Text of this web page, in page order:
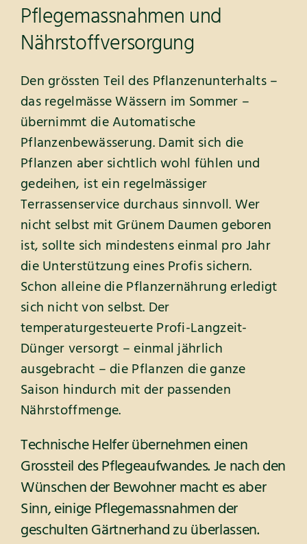
Pflegemassnahmen und
Nährstoffversorgung
Den grössten Teil des Pflanzenunterhalts –
das regelmässe Wässern im Sommer –
übernimmt die Automatische
Pflanzenbewässerung. Damit sich die
Pflanzen aber sichtlich wohl fühlen und
gedeihen, ist ein regelmässiger
Terrassenservice durchaus sinnvoll. Wer
nicht selbst mit Grünem Daumen geboren
ist, sollte sich mindestens einmal pro Jahr
die Unterstützung eines Profis sichern.
Schon alleine die Pflanzernährung erledigt
sich nicht von selbst. Der
temperaturgesteuerte Profi-Langzeit-
Dünger versorgt – einmal jährlich
ausgebracht – die Pflanzen die ganze
Saison hindurch mit der passenden
Nährstoffmenge.
Technische Helfer übernehmen einen
Grossteil des Pflegeaufwandes. Je nach den
Wünschen der Bewohner macht es aber
Sinn, einige Pflegemassnahmen der
geschulten Gärtnerhand zu überlassen.